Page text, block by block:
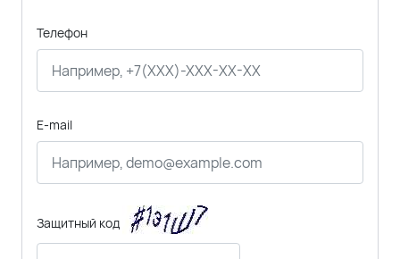
Телефон
E-mail
Защитный код